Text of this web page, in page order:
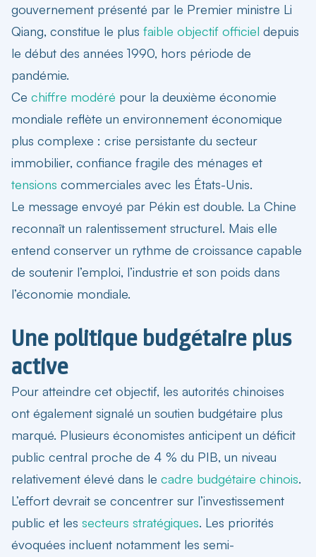
gouvernement présenté par le Premier ministre Li
Qiang, constitue le plus faible objectif officiel depuis
le début des années 1990, hors période de
pandémie.
Ce chiffre modéré pour la deuxième économie
mondiale reflète un environnement économique
plus complexe : crise persistante du secteur
immobilier, confiance fragile des ménages et
tensions commerciales avec les États-Unis.
Le message envoyé par Pékin est double. La Chine
reconnaît un ralentissement structurel. Mais elle
entend conserver un rythme de croissance capable
de soutenir l’emploi, l’industrie et son poids dans
l’économie mondiale.
Une politique budgétaire plus
active
Pour atteindre cet objectif, les autorités chinoises
ont également signalé un soutien budgétaire plus
marqué. Plusieurs économistes anticipent un déficit
public central proche de 4 % du PIB, un niveau
relativement élevé dans le cadre budgétaire chinois.
L’effort devrait se concentrer sur l’investissement
public et les secteurs stratégiques. Les priorités
évoquées incluent notamment les semi-